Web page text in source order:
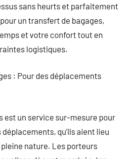
sans heurts et parfaitement
un transfert de bagages,
et votre confort tout en
logistiques.
: Pour des déplacements
est un service sur-mesure pour
qu’ils aient lieu
pleine nature. Les porteurs